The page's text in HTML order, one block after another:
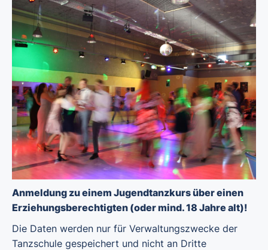
Anmeldung zu einem Jugendtanzkurs über einen
Erziehungsberechtigten (oder mind. 18 Jahre alt)!
Die Daten werden nur für Verwaltungszwecke der
Tanzschule gespeichert und nicht an Dritte